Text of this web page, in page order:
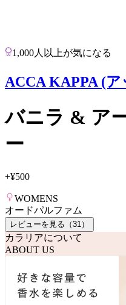
1,000人以上が気になる
ACCA KAPPA (
バニラ & ア
ー
+¥500
WOMENS
オードパルファム
レビューを見る（31 ）
カラリアについて
ABOUT US